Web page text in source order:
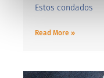
Estos condados
Read More »